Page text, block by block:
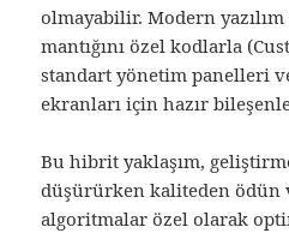
olmayabilir. Modern
mantığını özel kodlarla
standart yönetim panelleri
ekranları için hazır
Bu hibrit yaklaşım,
düşürürken kaliteden ödün
algoritmalar özel olarak